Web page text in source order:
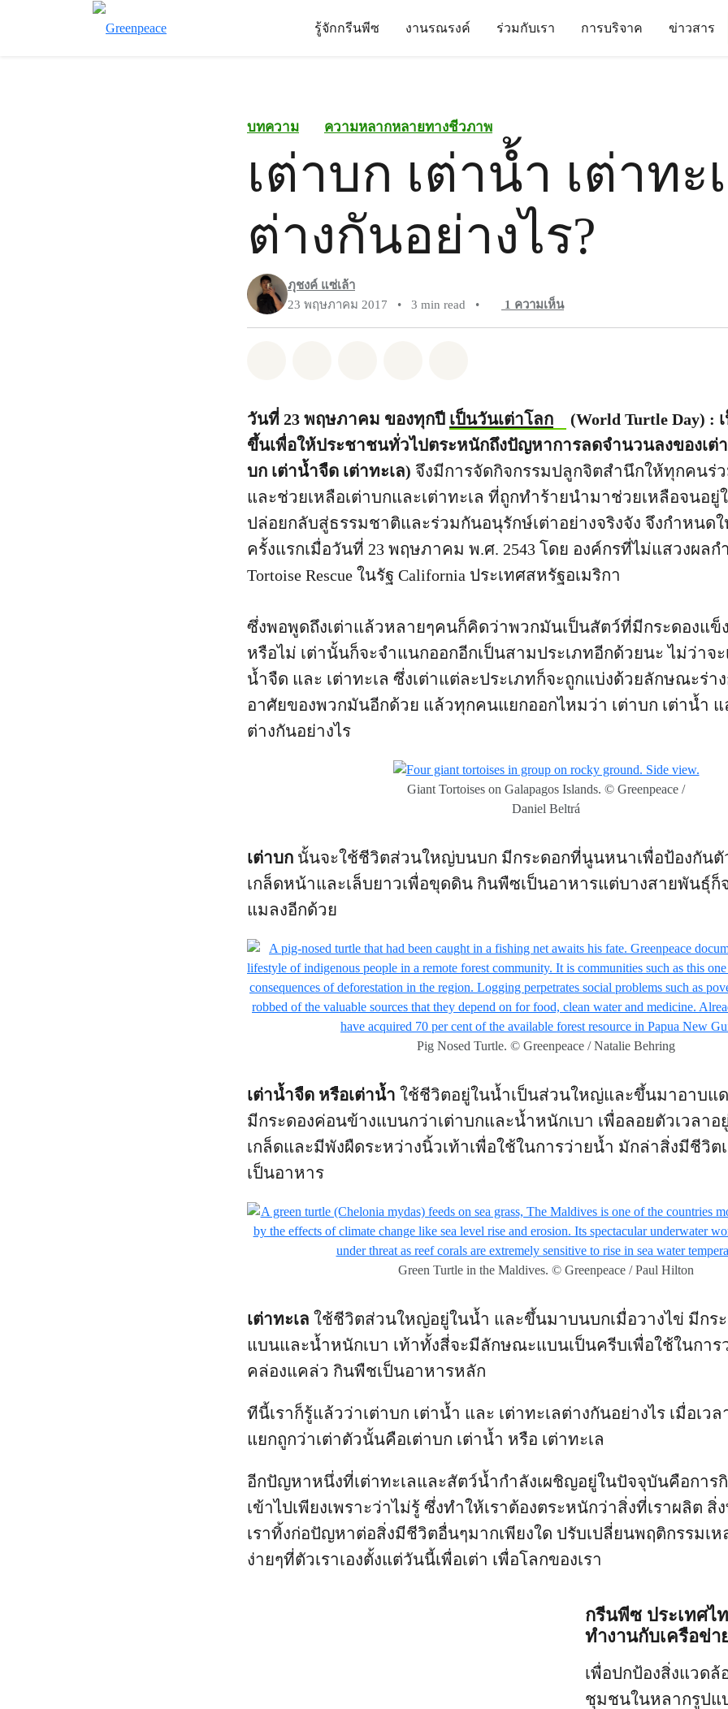
รู้จักกรีนพีซ งานรณรงค์ ร่วมกับเรา การบริจาค ข่าวสาร
บทความ ความหลากหลายทางชีวภาพ
เต่าบก เต่าน้ำ เต่าทะ
ต่างกันอย่างไร?
ภุชงค์ แซ่เล้า
23 พฤษภาคม 2017
• 3 min read • 1 ความเห็น
วันที่ 23 พฤษภาคม ของทุกปี เป็นวันเต่าโลก
(World Turtle Day) :
ขึ้นเพื่อให้ประชาชนทั่วไปตระหนักถึงปัญหาการลดจำนวนลงของเต่า
บก เต่าน้ำจืด เต่าทะเล) จึงมีการจัดกิจกรรมปลูกจิตสำนึกให้ทุกคนร่
และช่วยเหลือเต่าบกและเต่าทะเล ที่ถูกทำร้ายนำมาช่วยเหลือจนอ
ปล่อยกลับสู่ธรรมชาติและร่วมกันอนุรักษ์เต่าอย่างจริงจัง จึงกำหนด
ครั้งแรกเมื่อวันที่ 23 พฤษภาคม พ.ศ. 2543 โดย องค์กรที่ไม่แสวงผลกำ
Tortoise Rescue ในรัฐ California ประเทศสหรัฐอเมริกา
ซึ่งพอพูดถึงเต่าแล้วหลายๆคนก็คิดว่าพวกมันเป็นสัตว์ที่มีกระดองแข็
หรือไม่ เต่านั้นก็จะจำแนกออกอีกเป็นสามประเภทอีกด้วยนะ ไม่ว่าจะ
น้ำจืด และ เต่าทะเล ซึ่งเต่าแต่ละประเภทก็จะถูกแบ่งด้วยลักษณะร่า
อาศัยของพวกมันอีกด้วย แล้วทุกคนแยกออกไหมว่า เต่าบก เต่าน้ำ แ
ต่างกันอย่างไร
Giant Tortoises on Galapagos Islands. © Greenpeace /
Daniel Beltrá
เต่าบก นั้นจะใช้ชีวิตส่วนใหญ่บนบก มีกระดอกที่นูนหนาเพื่อป้องกันตั
เกล็ดหน้าและเล็บยาวเพื่อขุดดิน กินพืซเป็นอาหารแต่บางสายพันธุ์ก็
แมลงอีกด้วย
Pig Nosed Turtle. © Greenpeace / Natalie Behring
เต่าน้ำจืด หรือเต่าน้ำ ใช้ชีวิตอยู่ในน้ำเป็นส่วนใหญ่และขึ้นมาอาบแด
มีกระดองค่อนข้างแบนกว่าเต่าบกและน้ำหนักเบา เพื่อลอยตัวเวลาอ
เกล็ดและมีพังผืดระหว่างนิ้วเท้าเพื่อใช้ในการว่ายน้ำ มักล่าสิ่งมีชีวิต
เป็นอาหาร
Green Turtle in the Maldives. © Greenpeace / Paul Hilton
เต่าทะเล ใช้ชีวิตส่วนใหญ่อยู่ในน้ำ และขึ้นมาบนบกเมื่อวางไข่ มีกร
แบนและน้ำหนักเบา เท้าทั้งสี่จะมีลักษณะแบนเป็นครีบเพื่อใช้ในการ
คล่องแคล่ว กินพืชเป็นอาหารหลัก
ทีนี้เราก็รู้แล้วว่าเต่าบก เต่าน้ำ และ เต่าทะเลต่างกันอย่างไร เมื่อเว
แยกถูกว่าเต่าตัวนั้นคือเต่าบก เต่าน้ำ หรือ เต่าทะเล
อีกปัญหาหนึ่งที่เต่าทะเลและสัตว์น้ำกำลังเผชิญอยู่ในปัจจุบันคือการ
เข้าไปเพียงเพราะว่าไม่รู้ ซึ่งทำให้เราต้องตระหนักว่าสิ่งที่เราผลิต สิ่
เราทิ้งก่อปัญหาต่อสิ่งมีชีวิตอื่นๆมากเพียงใด ปรับเปลี่ยนพฤติกรรมเห
ง่ายๆที่ตัวเราเองตั้งแต่วันนี้เพื่อเต่า เพื่อโลกของเรา
กรีนพีซ ประเทศไ
ทำงานกับเครือข่
เพื่อปกป้องสิ่งแวด
ชุมชนในหลากรูปแ